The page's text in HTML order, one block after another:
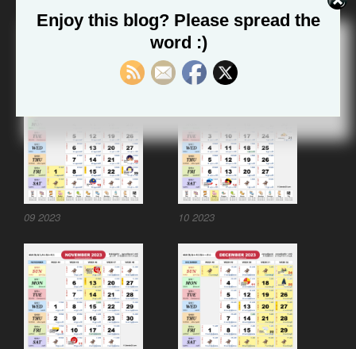
08 2023
09 2023 10 2023
Enjoy this blog? Please spread the
word :)